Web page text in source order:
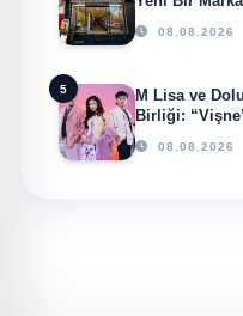
08.08.2026
5
M Lisa ve
Birliği:
08.08.2026